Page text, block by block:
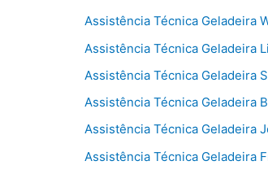
Assistência Técnica Geladeira
Assistência Técnica Geladeira
Assistência Técnica Geladeira
Assistência Técnica Geladeira
Assistência Técnica Geladeira
Assistência Técnica Geladeira